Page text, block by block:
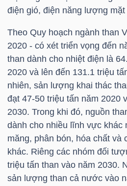
điện gió, điện năng lượng
Theo Quy hoạch ngành than
2020 - có xét triển vọng đến
than dành cho nhiệt điện là
2020 và lên đến 131.1 triệu
nhiên, sản lượng khai thác
đạt 47-50 triệu tấn năm 2020
2030. Trong khi đó, nguồn
dành cho nhiều lĩnh vực khác
măng, phân bón, hóa chất và
khác. Riêng các nhóm đối
triệu tấn than vào năm 2030.
sản lượng than cả nước vào
TIÊU
DÙNG
THIẾT
CHĂM
SÓC